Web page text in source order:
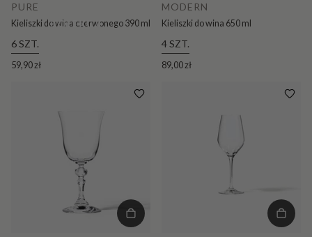
KOLEKCJE
PURE
Kieliszki do wina czerwonego 390 ml
6 SZT.
59,90 zł
MODERN
Kieliszki do wina 650 ml
4 SZT.
89,00 zł